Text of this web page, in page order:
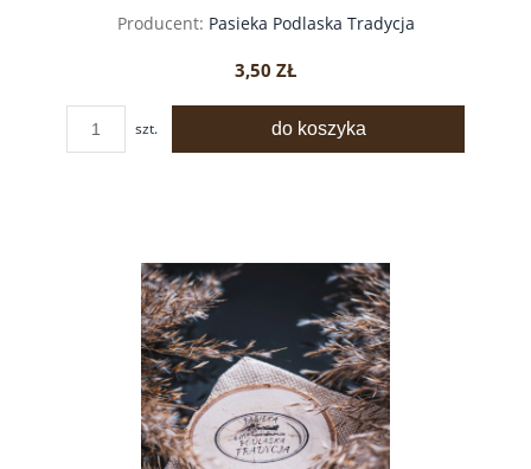
Producent: Pasieka Podlaska Tradycja
3,50 ZŁ
szt. do koszyka